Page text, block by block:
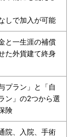
しで加入が可能
と一生涯の補償
た外貨建て終身
プラン」と「自
ン」の2つから選
険
院、入院、手術